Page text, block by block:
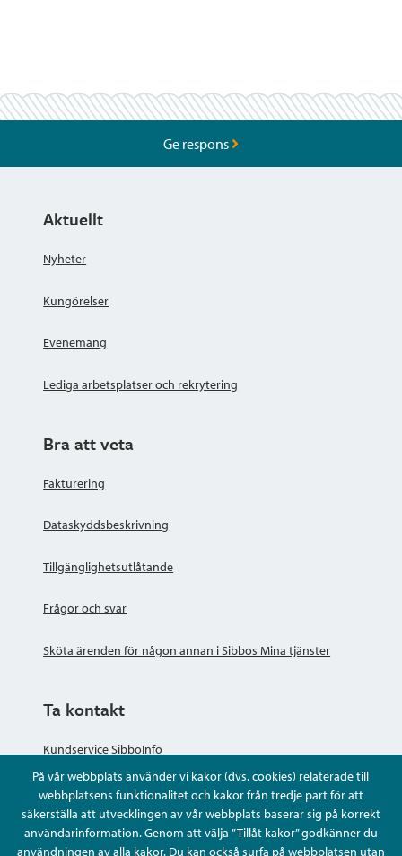
På vår webbplats använder vi kakor (dvs. cookies) relaterade till
webbplatsens funktionalitet och kakor från tredje part för att
säkerställa att utvecklingen av vår webbplats baserar sig på korrekt
användarinformation. Genom att välja ”Tillåt kakor” godkänner du
användningen av alla kakor. Du kan också surfa på webbplatsen utan
Ge respons
Aktuellt
Nyheter
Kungörelser
Evenemang
Lediga arbetsplatser och rekrytering
Bra att veta
Fakturering
Dataskyddsbeskrivning
Tillgänglighetsutlåtande
Frågor och svar
Sköta ärenden för någon annan i Sibbos Mina tjänster
Ta kontakt
Kundservice SibboInfo
Ge anonym respons
Ställ en fråga eller sköta ditt ärende